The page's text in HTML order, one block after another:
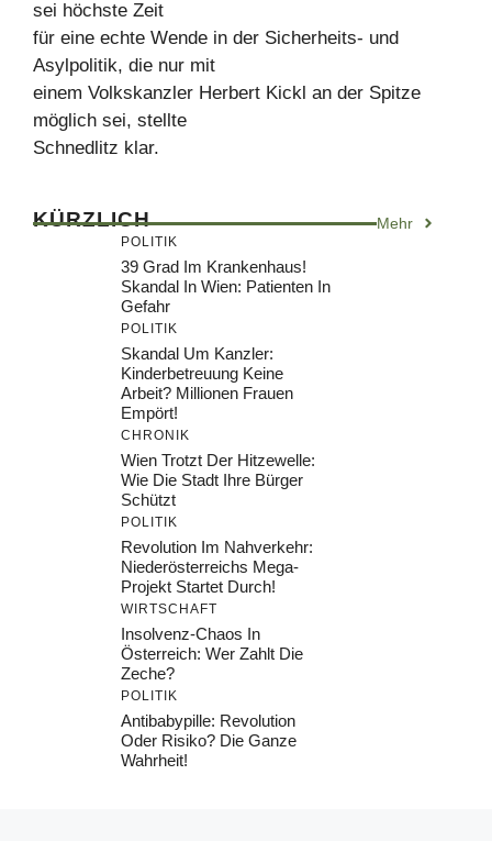
sei höchste Zeit
für eine echte Wende in der Sicherheits- und
Asylpolitik, die nur mit
einem Volkskanzler Herbert Kickl an der Spitze
möglich sei, stellte
Schnedlitz klar.
KÜRZLICH Mehr
POLITIK
39 Grad Im Krankenhaus!
Skandal In Wien: Patienten In
Gefahr
POLITIK
Skandal Um Kanzler:
Kinderbetreuung Keine
Arbeit? Millionen Frauen
Empört!
CHRONIK
Wien Trotzt Der Hitzewelle:
Wie Die Stadt Ihre Bürger
Schützt
POLITIK
Revolution Im Nahverkehr:
Niederösterreichs Mega-
Projekt Startet Durch!
WIRTSCHAFT
Insolvenz-Chaos In
Österreich: Wer Zahlt Die
Zeche?
POLITIK
Antibabypille: Revolution
Oder Risiko? Die Ganze
Wahrheit!